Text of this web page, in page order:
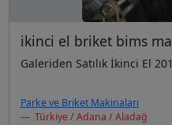
ikinci el briket bims
Galeriden Satılık İkinci El
Parke ve Briket Makinaları
Türkiye / Adana / Aladağ